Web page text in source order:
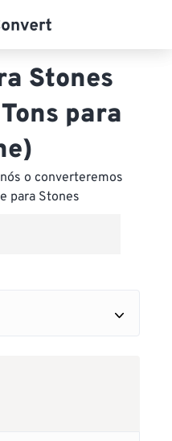
Stones
para
o converteremos
para Stones